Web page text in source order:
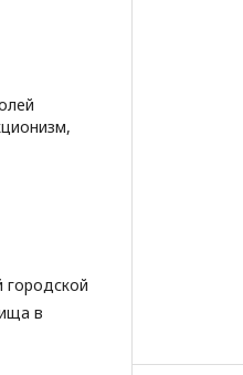
городской
в